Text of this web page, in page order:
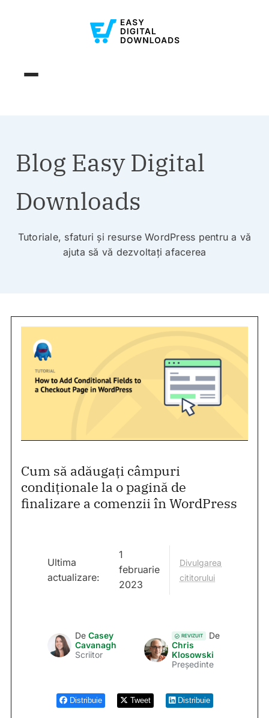
Blog Easy Digital
Downloads
Tutoriale, sfaturi și resurse WordPress pentru a vă
ajuta să vă dezvoltați afacerea
Cum să adăugați câmpuri
condiționale la o pagină de
finalizare a comenzii în WordPress
Ultima
actualizare:
1
februarie
2023
Divulgarea
cititorului
De Casey
Cavanagh
Scriitor
REVIZUIT
De
Chris
Klosowski
Președinte
Distribuie Tweet Distribuie